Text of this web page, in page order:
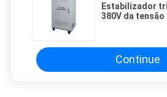
Estabilizador
380V da
Continue